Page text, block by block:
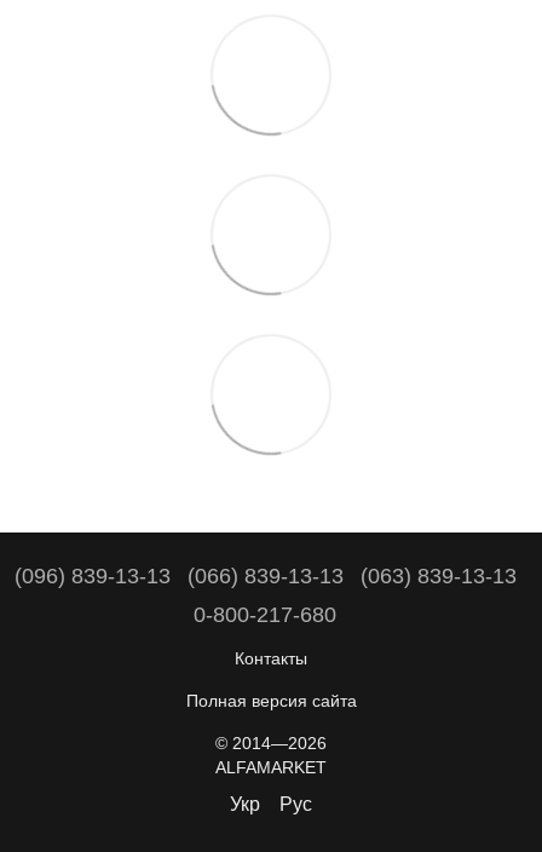
(096) 839-13-13 (066) 839-13-13
(063) 839-13-13
0-800-217-680
Контакты
Полная версия сайта
© 2014—2026
ALFAMARKET
Укр Рус